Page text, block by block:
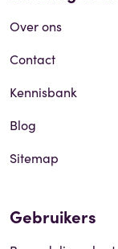
Over ons
Contact
Kennisbank
Blog
Sitemap
Gebruikers